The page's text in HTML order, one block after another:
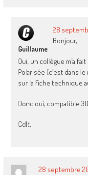
Guillaume
28
Bonjour,
Oui, un collègue m’a
Polarisée (c’est dans
sur la fiche technique
Donc oui, compatible
Cdlt,
28 septembre